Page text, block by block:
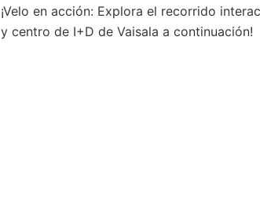
¡Velo en acción: Explora el recorrido
y centro de I+D de Vaisala a continuación!